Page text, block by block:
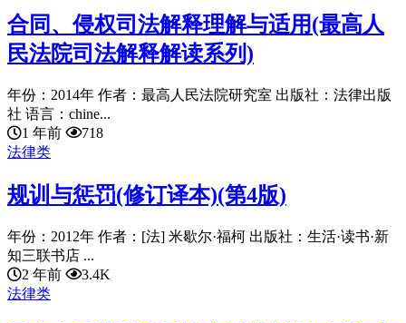
合同、侵权司法解释理解与适用(最高人
民法院司法解释解读系列)
年份：2014年 作者：最高人民法院研究室 出版社：法律出版
社 语言：chine...
1 年前
718
法律类
规训与惩罚(修订译本)(第4版)
年份：2012年 作者：[法] 米歇尔·福柯 出版社：生活·读书·新
知三联书店 ...
2 年前
3.4K
法律类